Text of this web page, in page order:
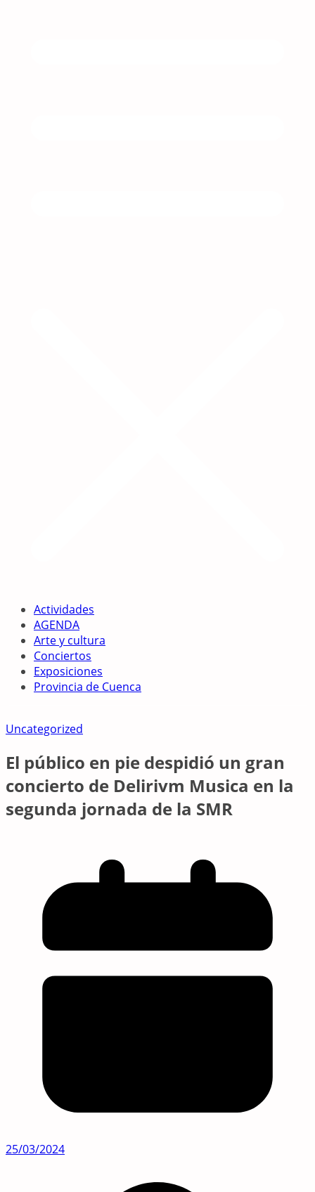
Actividades
AGENDA
Arte y cultura
Conciertos
Exposiciones
Provincia de Cuenca
Uncategorized
El público en pie despidió un gran
concierto de Delirivm Musica en la
segunda jornada de la SMR
25/03/2024